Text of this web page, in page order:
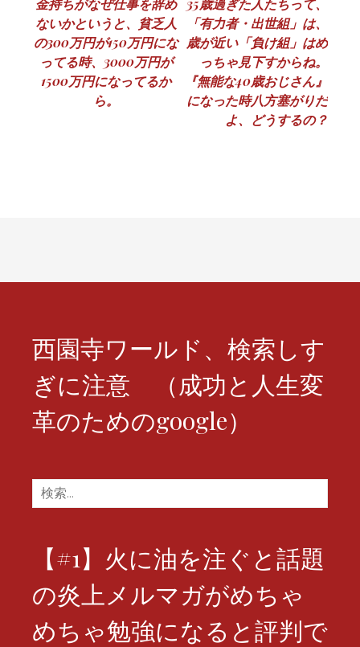
稿
ナ
ビ
金持ちがなぜ仕事を辞め
ないかというと、貧乏人
の300万円が150万円にな
ってる時、3000万円が
1500万円になってるか
ら。
35歳過ぎた人たちって、
「有力者・出世組」は、
歳が近い「負け組」はめ
っちゃ見下すからね。
『無能な40歳おじさん』
になった時八方塞がりだ
よ、どうするの？
西園寺ワールド、検索しす
ぎに注意 （成功と人生変
革のためのgoogle）
検
索:
【#1】火に油を注ぐと話題
の炎上メルマガがめちゃ
めちゃ勉強になると評判で